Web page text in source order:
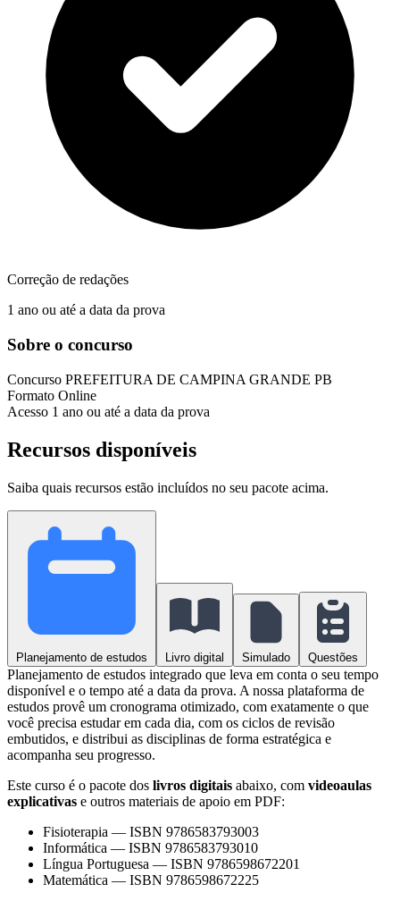
Correção de redações
1 ano ou até a data da prova
Sobre o concurso
Concurso PREFEITURA DE CAMPINA GRANDE PB
Formato Online
Acesso 1 ano ou até a data da prova
Recursos disponíveis
Saiba quais recursos estão incluídos no seu pacote acima.
Planejamento de estudos Livro digital Simulado Questões
Planejamento de estudos integrado que leva em conta o seu tempo
disponível e o tempo até a data da prova. A nossa plataforma de
estudos provê um cronograma otimizado, com exatamente o que
você precisa estudar em cada dia, com os ciclos de revisão
embutidos, e distribui as disciplinas de forma estratégica e
acompanha seu progresso.
Este curso é o pacote dos livros digitais abaixo, com videoaulas
explicativas e outros materiais de apoio em PDF:
Fisioterapia — ISBN 9786583793003
Informática — ISBN 9786583793010
Língua Portuguesa — ISBN 9786598672201
Matemática — ISBN 9786598672225